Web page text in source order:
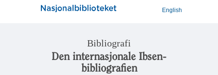
English
Bibliografi
Den internasjonale Ibsen-
bibliografien